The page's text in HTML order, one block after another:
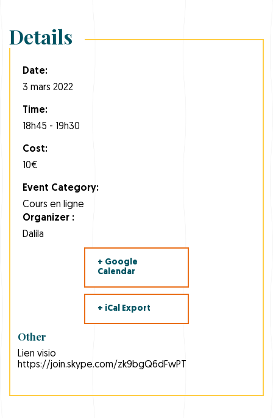
Details
Date:
3 mars 2022
Time:
18h45 - 19h30
Cost:
10€
Event Category:
Cours en ligne
Organizer :
Dalila
+ Google
Calendar
+ iCal Export
Other
Lien visio
https://join.skype.com/zk9bgQ6dFwPT